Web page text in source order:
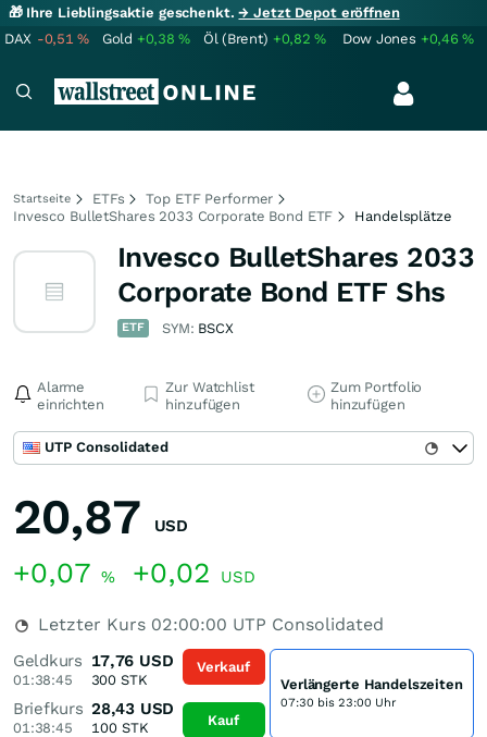
🎁 Ihre Lieblingsaktie geschenkt.→ Jetzt Depot eröffnen
DAX -0,51% Gold +0,38% Öl (Brent) +0,82% Dow Jones +0,46%
Startseite ETFs
Top ETF Performer
Invesco BulletShares 2033 Corporate Bond ETF
Handelsplätze
Invesco BulletShares 2033
Corporate Bond ETF Shs
ETF SYM: BSCX
Alarme
einrichten
Zur Watchlist
hinzufügen
Zum Portfolio
hinzufügen
UTP Consolidated
20,87 USD
+0,07 % +0,02 USD
Letzter Kurs 02:00:00 UTP Consolidated
Geldkurs
01:38:45
17,76 USD
300 STK
Briefkurs
01:38:45
28,43 USD
100STK
Verkauf
Kauf
Verlängerte Handelszeiten
07:30 bis 23:00 Uhr